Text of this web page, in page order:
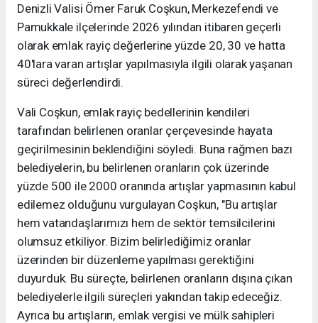
Denizli Valisi Ömer Faruk Coşkun, Merkezefendi ve
Pamukkale ilçelerinde 2026 yılından itibaren geçerli
olarak emlak rayiç değerlerine yüzde 20, 30 ve hatta
40'lara varan artışlar yapılmasıyla ilgili olarak yaşanan
süreci değerlendirdi.
Vali Coşkun, emlak rayiç bedellerinin kendileri
tarafından belirlenen oranlar çerçevesinde hayata
geçirilmesinin beklendiğini söyledi. Buna rağmen bazı
belediyelerin, bu belirlenen oranların çok üzerinde
yüzde 500 ile 2000 oranında artışlar yapmasının kabul
edilemez olduğunu vurgulayan Coşkun, "Bu artışlar
hem vatandaşlarımızı hem de sektör temsilcilerini
olumsuz etkiliyor. Bizim belirlediğimiz oranlar
üzerinden bir düzenleme yapılması gerektiğini
duyurduk. Bu süreçte, belirlenen oranların dışına çıkan
belediyelerle ilgili süreçleri yakından takip edeceğiz.
Ayrıca bu artışların, emlak vergisi ve mülk sahipleri